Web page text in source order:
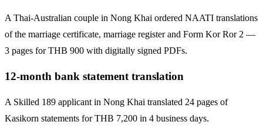
A Thai-Australian couple in Nong Khai ordered NAATI translations
of the marriage certificate, marriage register and Form Kor Ror 2 —
3 pages for THB 900 with digitally signed PDFs.
12-month bank statement translation
A Skilled 189 applicant in Nong Khai translated 24 pages of
Kasikorn statements for THB 7,200 in 4 business days.